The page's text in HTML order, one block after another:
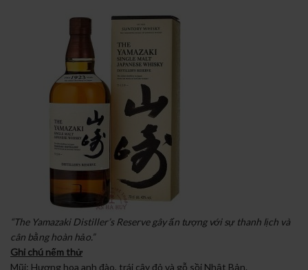
“The Yamazaki Distiller’s Reserve gây ấn tượng với sự thanh lịch và
cân bằng hoàn hảo.”
Ghi chú nếm thử
Mũi: Hương hoa anh đào, trái cây đỏ và gỗ sồi Nhật Bản.